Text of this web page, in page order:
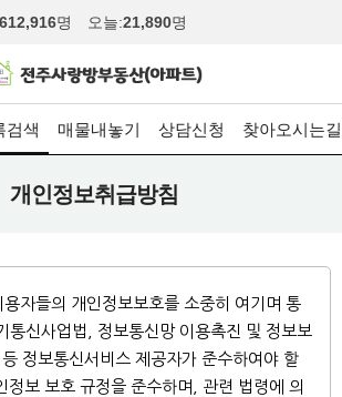
명 오늘:21,890명
검색 매물내놓기 상담신청 찾아오시는길
개인정보취급방침
자들의 개인정보보호를 소중히 여기며 통
통신사업법, 정보통신망 이용촉진 및 정보보
정보통신서비스 제공자가 준수하여야 할
정보 보호 규정을 준수하며, 관련 법령에 의